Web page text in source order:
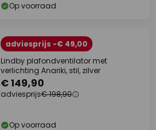
Op voorraad
adviesprijs -€ 49,00
Lindby plafondventilator met
verlichting Anariki, stil, zilver
€ 149,90
adviesprijs€ 198,90
Op voorraad